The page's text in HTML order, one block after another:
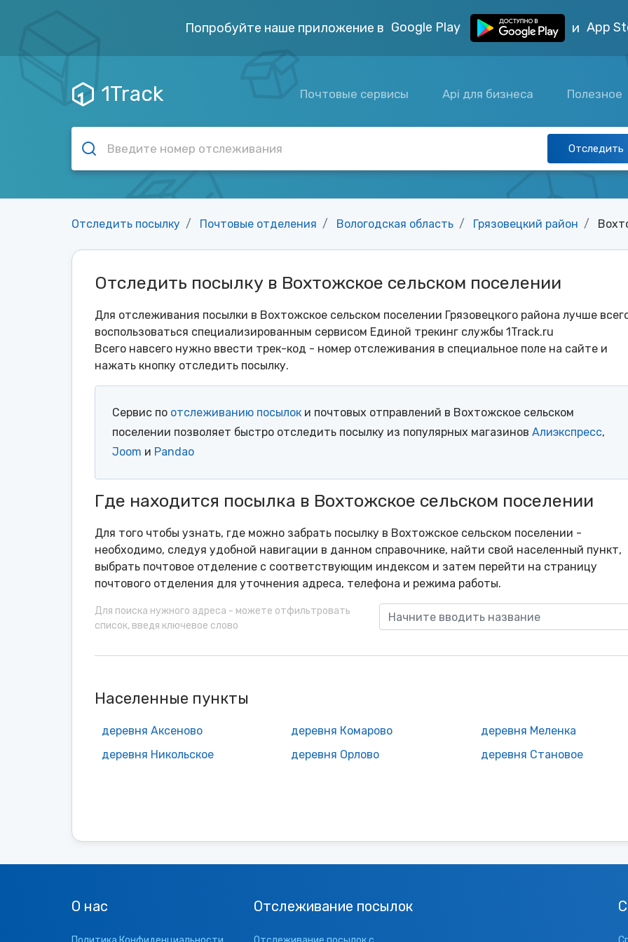
Попробуйте наше приложение в Google Play и App
1Track Почтовые сервисы Api для бизнеса Полезное
Отследить
Отследить посылку Почтовые отделения Вологодская область Грязовецкий район
Отследить посылку в Вохтожское сельском поселении
Для отслеживания посылки в Вохтожское сельском поселении Грязовецкого района лучше
воспользоваться специализированным сервисом Единой трекинг службы 1Track.ru
Всего навсего нужно ввести трек-код - номер отслеживания в специальное поле на сайте и
нажать кнопку отследить посылку.
Сервис по отслеживанию посылок и почтовых отправлений в Вохтожское сельском
поселении позволяет быстро отследить посылку из популярных магазинов Алиэкспресс,
Joom и Pandao
Где находится посылка в Вохтожское сельском поселении
Для того чтобы узнать, где можно забрать посылку в Вохтожское сельском поселении -
необходимо, следуя удобной навигации в данном справочнике, найти свой населенный пункт,
выбрать почтовое отделение с соответствующим индексом и затем перейти на страницу
почтового отделения для уточнения адреса, телефона и режима работы.
Для поиска нужного адреса - можете отфильтровать
список, введя ключевое слово
Населенные пункты
деревня Аксеново деревня Комарово
деревня Меленка
деревня Никольское
деревня Орлово деревня Становое
О нас Отслеживание посылок